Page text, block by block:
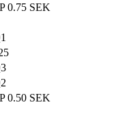
0.75 SEK
0.50 SEK